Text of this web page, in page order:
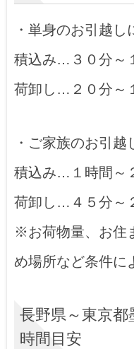
・単身のお引越
積込み…３０分～
荷卸し…２０分～
・ご家族のお引
積込み…１時間～
荷卸し…４５分～
※お荷物量、お住
め場所など条件に
長野県～東京都
時間目安